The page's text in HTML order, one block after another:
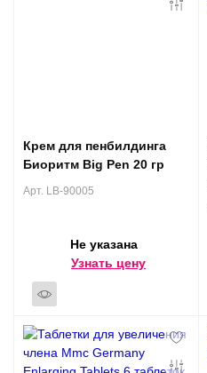
Крем для пенбилдинга
Биоритм Big Pen 20 гр
Арт. LB-90005
Не указана
Узнать цену